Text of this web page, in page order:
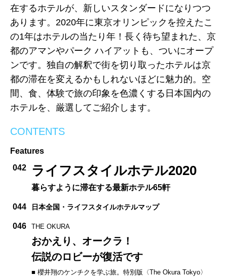
在するホテルが、新しいスタンダードになりつつ
あります。2020年に東京オリンピックを控えたこ
の1年はホテルの当たり年！長く待ち望まれた、京
都のアマンやパーク ハイアットも、ついにオープ
ンです。独自の解釈で街を切り取ったホテルは京
都の滞在を変えるかもしれないほどに魅力的。空
間、食、体験で旅の印象を色濃くする日本国内の
ホテルを、厳選してご紹介します。
CONTENTS
Features
042
ライフスタイルホテル2020
暮らすように滞在する最新ホテル65軒
044 日本全国・ライフスタイルホテルマップ
046 THE OKURA
おかえり、オークラ！
伝説のロビーが復活です
■ 櫻井翔のケンチクを学ぶ旅。特別版〈The Okura Tokyo〉